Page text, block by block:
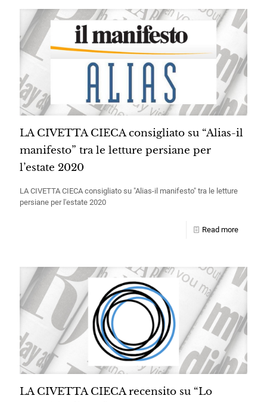
LA CIVETTA CIECA consigliato su “Alias-il
manifesto” tra le letture persiane per
l’estate 2020
LA CIVETTA CIECA consigliato su "Alias-il manifesto" tra le letture
persiane per l'estate 2020
Read more
LA CIVETTA CIECA recensito su “Lo